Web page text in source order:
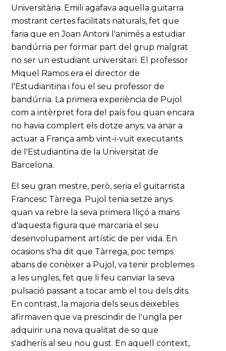
Universitària. Emili agafava aquella guitarra
mostrant certes facilitats naturals, fet que
faria que en Joan Antoni l'animés a estudiar
bandúrria per formar part del grup malgrat
no ser un estudiant universitari. El professor
Miquel Ramos era el director de
l'Estudiantina i fou el seu professor de
bandúrria. La primera experiència de Pujol
com a intèrpret fora del país fou quan encara
no havia complert els dotze anys; va anar a
actuar a França amb vint-i-vuit executants
de l'Estudiantina de la Universitat de
Barcelona.
El seu gran mestre, però, seria el guitarrista
Francesc Tàrrega. Pujol tenia setze anys
quan va rebre la seva primera lliçó a mans
d'aquesta figura que marcaria el seu
desenvolupament artístic de per vida. En
ocasions s'ha dit que Tàrrega, poc temps
abans de conèixer a Pujol, va tenir problemes
a les ungles, fet que li feu canviar la seva
pulsació passant a tocar amb el tou dels dits.
En contrast, la majoria dels seus deixebles
afirmaven que va prescindir de l'ungla per
adquirir una nova qualitat de so que
s'adherís al seu nou gust. En aquell context,